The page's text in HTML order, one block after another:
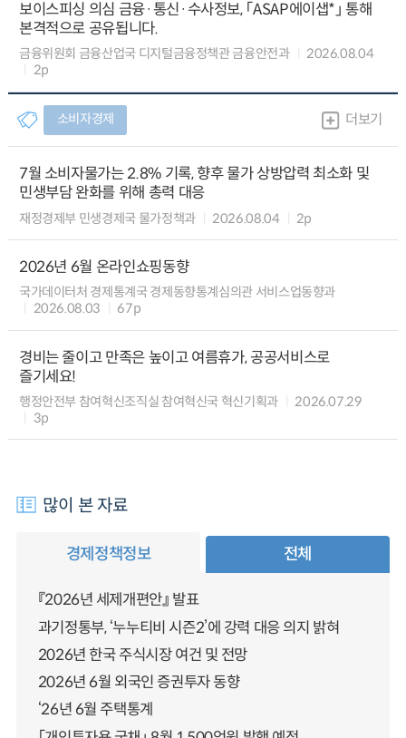
보이스피싱 의심 금융·통신·수사정보, 「ASAP에이샙*」 통해
본격적으로 공유됩니다.
금융위원회 금융산업국 디지털금융정책관 금융안전과
2026.08.04
2p
소비자경제 더보기
7월 소비자물가는 2.8% 기록, 향후 물가 상방압력 최소화 및
민생부담 완화를 위해 총력 대응
재정경제부 민생경제국 물가정책과 2026.08.04 2p
2026년 6월 온라인쇼핑동향
국가데이터처 경제통계국 경제동향통계심의관 서비스업동향과
2026.08.03
67p
경비는 줄이고 만족은 높이고 여름휴가, 공공서비스로
즐기세요!
행정안전부 참여혁신조직실 참여혁신국 혁신기획과
2026.07.29
3p
많이 본 자료
경제정책정보 전체
『2026년 세제개편안』 발표
과기정통부, ‘누누티비 시즌2’에 강력 대응 의지 밝혀
2026년 한국 주식시장 여건 및 전망
2026년 6월 외국인 증권투자 동향
‘26년 6월 주택통계